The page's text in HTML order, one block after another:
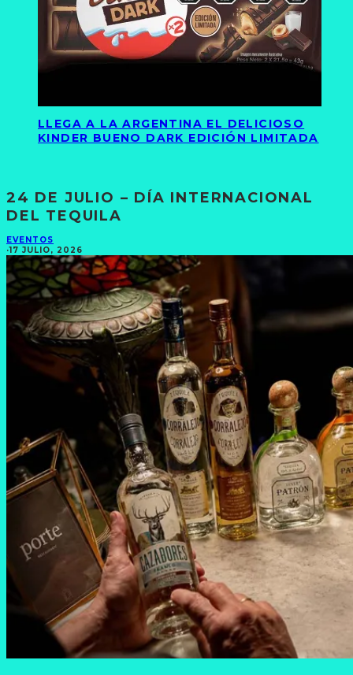
LLEGA A LA ARGENTINA EL DELICIOSO
KINDER BUENO DARK EDICIÓN LIMITADA
24 DE JULIO – DÍA INTERNACIONAL
DEL TEQUILA
EVENTOS
·17 JULIO, 2026